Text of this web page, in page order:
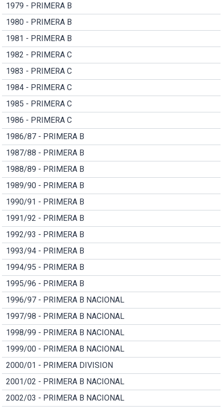
1979 - PRIMERA B
1980 - PRIMERA B
1981 - PRIMERA B
1982 - PRIMERA C
1983 - PRIMERA C
1984 - PRIMERA C
1985 - PRIMERA C
1986 - PRIMERA C
1986/87 - PRIMERA B
1987/88 - PRIMERA B
1988/89 - PRIMERA B
1989/90 - PRIMERA B
1990/91 - PRIMERA B
1991/92 - PRIMERA B
1992/93 - PRIMERA B
1993/94 - PRIMERA B
1994/95 - PRIMERA B
1995/96 - PRIMERA B
1996/97 - PRIMERA B NACIONAL
1997/98 - PRIMERA B NACIONAL
1998/99 - PRIMERA B NACIONAL
1999/00 - PRIMERA B NACIONAL
2000/01 - PRIMERA DIVISION
2001/02 - PRIMERA B NACIONAL
2002/03 - PRIMERA B NACIONAL